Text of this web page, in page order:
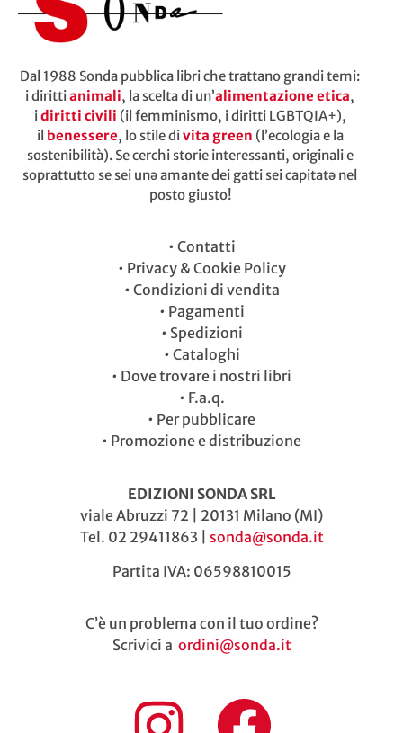
Dal 1988 Sonda pubblica libri che trattano grandi temi:
i dirittianimali, la scelta di un’alimentazione etica,
idiritti civili (il femminismo, i diritti LGBTQIA+),
il benessere, lo stile divita green (l’ecologia e la
sostenibilità). Se cerchi storie interessanti, originali e
soprattutto se sei unə amante dei gatti sei capitatə nel
posto giusto!
• Contatti
• Privacy & Cookie Policy
• Condizioni di vendita
• Pagamenti
• Spedizioni
• Cataloghi
• Dove trovare i nostri libri
• F.a.q.
• Per pubblicare
• Promozione e distribuzione
EDIZIONI SONDA SRL
viale Abruzzi 72 | 20131 Milano (MI)
Tel. 02 29411863 | sonda@sonda.it
Partita IVA: 06598810015
C’è un problema con il tuo ordine?
Scrivici a ordini@sonda.it